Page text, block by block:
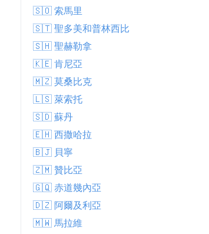
Waning Gibbous
5
🇸🇴 索馬里
🇸🇹 聖多美和普林西比
🇸🇭 聖赫勒拿
🇰🇪 肯尼亞
🇲🇿 莫桑比克
🇱🇸 萊索托
🇸🇩 蘇丹
🇪🇭 西撒哈拉
🇧🇯 貝寧
🇿🇲 贊比亞
🇬🇶 赤道幾內亞
🇩🇿 阿爾及利亞
🇲🇼 馬拉維